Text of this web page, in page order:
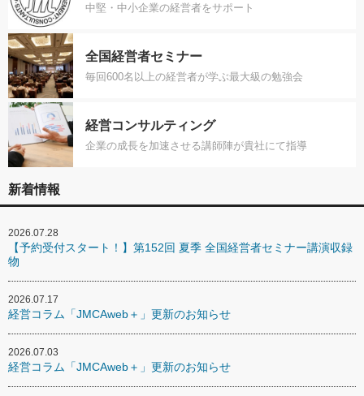
中堅・中小企業の経営者をサポート
全国経営者セミナー
毎回600名以上の経営者が学ぶ最大級の勉強会
経営コンサルティング
企業の成長を加速させる講師陣が貴社にて指導
新着情報
2026.07.28
【予約受付スタート！】第152回 夏季 全国経営者セミナー講演収録
物
2026.07.17
経営コラム「JMCAweb＋」更新のお知らせ
2026.07.03
経営コラム「JMCAweb＋」更新のお知らせ